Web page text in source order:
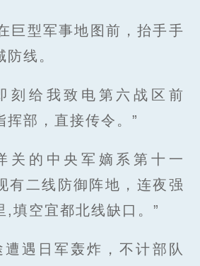
巨型军事地图前，抬手手
线。
刻给我致电第六战区前
挥部，直接传令。”
关的中央军嫡系第十一
有二线防御阵地，连夜强
,填空宜都北线缺口。”
遭遇日军轰炸，不计部队